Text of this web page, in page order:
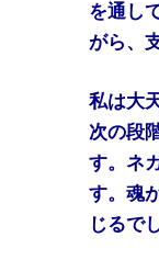
を通し
がら、
私は大
次の段
す。ネ
す。魂
じるで